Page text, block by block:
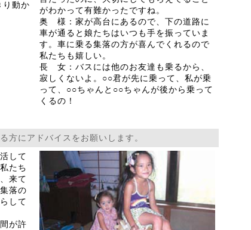
り動か
がわかって有難かったですね。
奥 様：家が高台にあるので、下の道路に
車が通ると娘たちはいつも手を振っていま
す。車に乗る集落の方が喜んでくれるので
私たちも嬉しい。
長 女：バスには他のお友達も乗るから、
寂しくないよ。○○君が先に乗って、私が乗
って、○○ちゃんと○○ちゃんが後から乗って
くるの！
方にアドバイスをお願いします。
して
たち
来て
落の
して
が許